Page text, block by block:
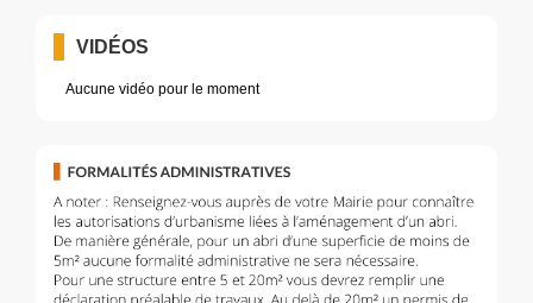
VIDÉOS
Aucune vidéo pour le moment